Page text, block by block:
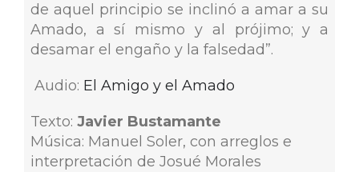
de aquel principio se inclinó a amar a su
Amado, a sí mismo y al prójimo; y a
desamar el engaño y la falsedad”.
Audio: El Amigo y el Amado
Texto: Javier Bustamante
Música: Manuel Soler, con arreglos e
interpretación de Josué Morales